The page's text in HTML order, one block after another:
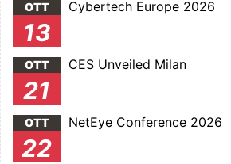
OTT
13
Cybertech Europe 2026
OTT
21
CES Unveiled Milan
OTT
22
NetEye Conference 2026